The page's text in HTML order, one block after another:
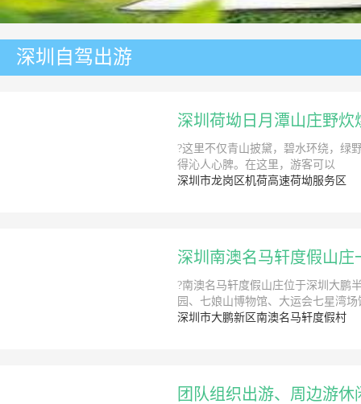
深圳自驾出游
深圳荷坳日月潭山庄野炊
?这里不仅青山披黛，碧水环绕，绿
得沁人心脾。在这里，游客可以
深圳市龙岗区机荷高速荷坳服务区
深圳南澳名马轩度假山庄
?南澳名马轩度假山庄位于深圳大鹏
园、七娘山博物馆、大运会七星湾场
深圳市大鹏新区南澳名马轩度假村
团队组织出游、周边游